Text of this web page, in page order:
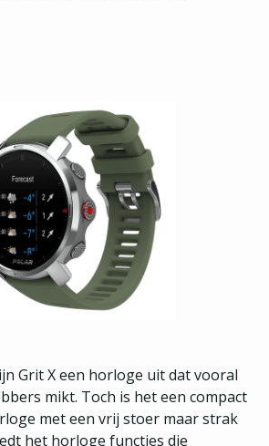
Grit X een horloge uit dat vooral
mikt. Toch is het een compact
met een vrij stoer maar strak
het horloge functies die